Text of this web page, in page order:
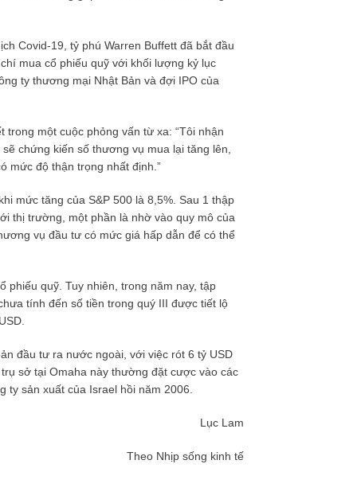
Covid-19, tỷ phú Warren Buffett đã bắt đầu
mua cổ phiếu quỹ với khối lượng kỷ lục
ty thương mại Nhật Bản và đợi IPO của
trong một cuộc phỏng vấn từ xa: “Tôi nhận
chứng kiến số thương vụ mua lại tăng lên,
mức độ thận trọng nhất định.”
mức tăng của S&P 500 là 8,5%. Sau 1 thập
thị trường, một phần là nhờ vào quy mô của
vụ đầu tư có mức giá hấp dẫn để có thể
phiếu quỹ. Tuy nhiên, trong năm nay, tập
tính đến số tiền trong quý III được tiết lộ
đầu tư ra nước ngoài, với việc rót 6 tỷ USD
sở tại Omaha này thường đặt cược vào các
sản xuất của Israel hồi năm 2006.
Lục Lam
Theo Nhịp sống kinh tế